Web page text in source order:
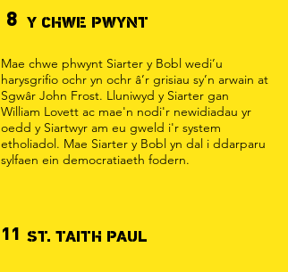
8 Y CHWE PWYNT
Mae chwe phwynt Siarter y Bobl wedi’u
harysgrifio ochr yn ochr â’r grisiau sy’n arwain at
Sgwâr John Frost. Lluniwyd y Siarter gan
William Lovett ac mae'n nodi'r newidiadau yr
oedd y Siartwyr am eu gweld i'r system
etholiadol. Mae Siarter y Bobl yn dal i ddarparu
sylfaen ein democratiaeth fodern.
11 ST. TAITH PAUL